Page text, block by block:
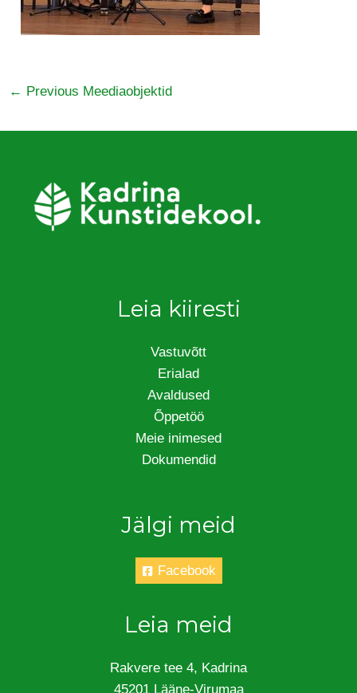
← Previous Meediaobjektid
Leia kiiresti
Vastuvõtt
Erialad
Avaldused
Õppetöö
Meie inimesed
Dokumendid
Jälgi meid
Facebook
Leia meid
Rakvere tee 4, Kadrina
45201 Lääne-Virumaa